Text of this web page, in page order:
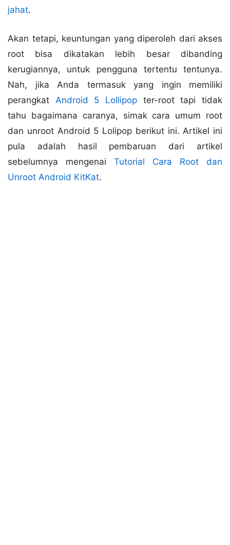
jahat.
Akan tetapi, keuntungan yang diperoleh dari akses
root bisa dikatakan lebih besar dibanding
kerugiannya, untuk pengguna tertentu tentunya.
Nah, jika Anda termasuk yang ingin memiliki
perangkat Android 5 Lollipop ter-root tapi tidak
tahu bagaimana caranya, simak cara umum root
dan unroot Android 5 Lolipop berikut ini. Artikel ini
pula adalah hasil pembaruan dari artikel
sebelumnya mengenai Tutorial Cara Root dan
Unroot Android KitKat.